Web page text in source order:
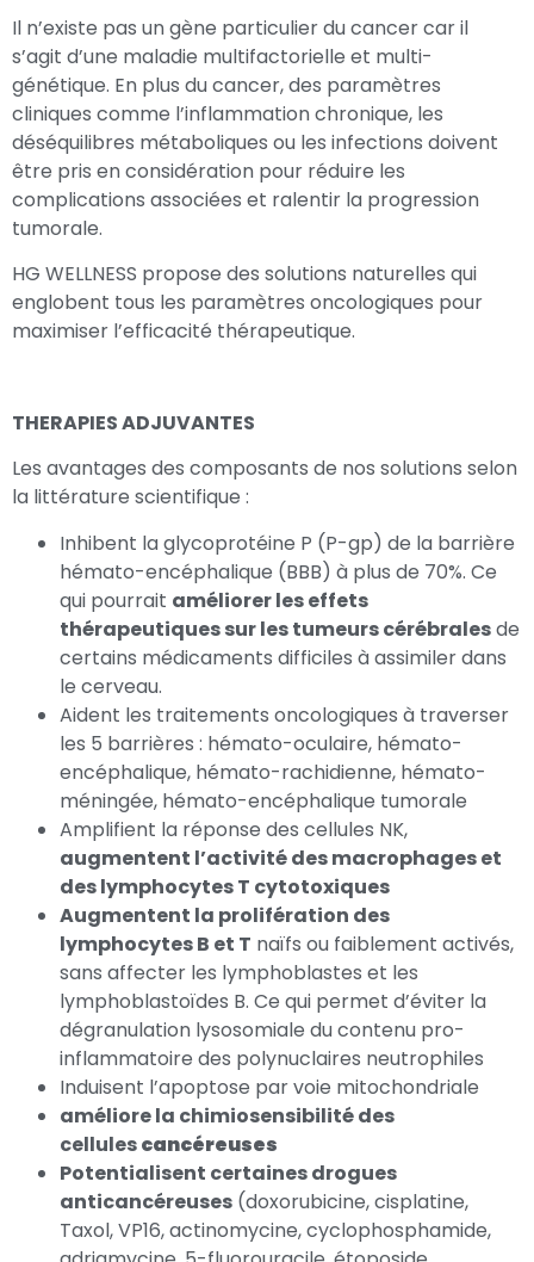
Il n’existe pas un gène particulier du cancer car il
s’agit d’une maladie multifactorielle et multi-
génétique. En plus du cancer, des paramètres
cliniques comme l’inflammation chronique, les
déséquilibres métaboliques ou les infections doivent
être pris en considération pour réduire les
complications associées et ralentir la progression
tumorale.
HG WELLNESS propose des solutions naturelles qui
englobent tous les paramètres oncologiques pour
maximiser l’efficacité thérapeutique.
THERAPIES ADJUVANTES
Les avantages des composants de nos solutions selon
la littérature scientifique :
Inhibent la glycoprotéine P (P-gp) de la barrière
hémato-encéphalique (BBB) à plus de 70%. Ce
qui pourrait améliorer les effets
thérapeutiques sur les tumeurs cérébralesde
certains médicaments difficiles à assimiler dans
le cerveau.
Aident les traitements oncologiques à traverser
les 5 barrières : hémato-oculaire, hémato-
encéphalique, hémato-rachidienne, hémato-
méningée, hémato-encéphalique tumorale
Amplifient la réponse des cellules NK,
augmentent l’activité des macrophages et
des lymphocytes T cytotoxiques
Augmentent la prolifération des
lymphocytes B et T naïfs ou faiblement activés,
sans affecter les lymphoblastes et les
lymphoblastoïdes B. Ce qui permet d’éviter la
dégranulation lysosomiale du contenu pro-
inflammatoire des polynuclaires neutrophiles
Induisent l’apoptose par voie mitochondriale
améliore la chimiosensibilité des
cellulescancéreuses
Potentialisent certaines drogues
anticancéreuses (doxorubicine, cisplatine,
Taxol, VP16, actinomycine, cyclophosphamide,